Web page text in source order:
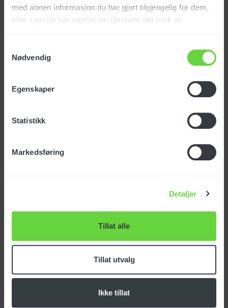
med annen informasjon du har gjort tilgjengelig for dem,
eller som de har samlet inn gjennom din bruk av
Nødvendig
Egenskaper
Statistikk
Markedsføring
Detaljer
Tillat alle
Tillat utvalg
Ikke tillat
Varenummer: 148100
Diameter Ø (mm): 60
Last ned produktark
For gjennomføring i brannvegg
Spesifikasjoner